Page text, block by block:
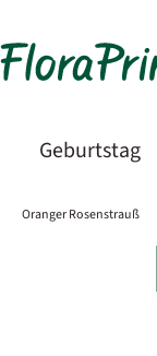
Geburtstag
Oranger Rosenstrauß